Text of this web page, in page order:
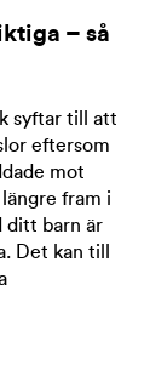
– så
syftar till att
eftersom
mot
fram i
ditt barn är
Det kan till